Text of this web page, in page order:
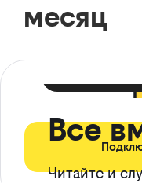
месяц
Все
Читайте и